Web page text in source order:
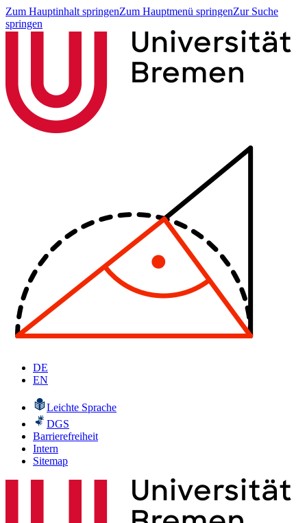
Zum Hauptinhalt springenZum Hauptmenü springenZur Suche
springen
DE
EN
Leichte Sprache
DGS
Barrierefreiheit
Intern
Sitemap